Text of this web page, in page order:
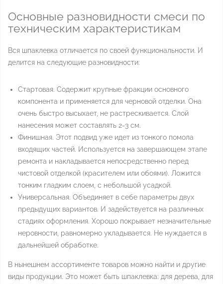
Основные разновидности смеси по
техническим характеристикам
Вся шпаклевка отличается по своей функциональности. И
делится на следующие разновидности:
Стартовая. Содержит крупные фракции основного
компонента и применяется для черновой отделки. Она
очень быстро высыхает, не растрескивается. Слой
нанесения может составлять 2-3 см.
Финишная. Этот подвид уже идет из тонкого помола
входящих частей. Используется на завершающем этапе
ремонта и накладывается непосредственно перед
чистовой отделкой (красителем или обоями). Ложится
тонким гладким слоем, с небольшой усадкой.
Универсальная. Объединяет в себе параметры двух
предыдущих вариантов. И задействуется на различных
стадиях оформления. Хорошо покрывает незначительные
неровности, равномерно укладывается. Не нуждается в
дальнейшей обработке.
В нынешнем ассортименте товаров можно найти и другие
виды продукции. Это может быть шпаклевка: для дерева, для